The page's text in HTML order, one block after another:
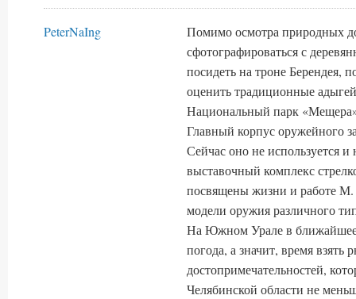
PeterNaIng
Помимо осмотра природных
сфотографироваться с
посидеть на троне Берендея,
оценить традиционные
Национальный парк
Главный корпус оружейного
Сейчас оно не используется
выставочный комплекс
посвящены жизни и работе М.
модели оружия различного
На Южном Урале в ближайшее
погода, а значит, время взять
достопримечательностей,
Челябинской области не